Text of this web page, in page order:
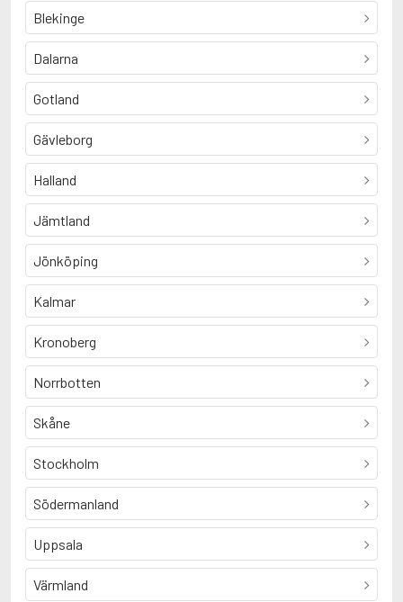
Blekinge
Dalarna
Gotland
Gävleborg
Halland
Jämtland
Jönköping
Kalmar
Kronoberg
Norrbotten
Skåne
Stockholm
Södermanland
Uppsala
Värmland